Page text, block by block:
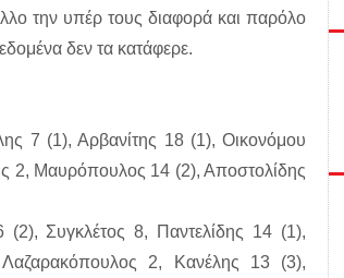
την υπέρ τους διαφορά και παρόλο
δεν τα κατάφερε.
7 (1), Αρβανίτης 18 (1), Οικονόμου
2, Μαυρόπουλος 14 (2), Αποστολίδης
(2), Συγκλέτος 8, Παντελίδης 14 (1),
2, Κανέλης 13 (3),